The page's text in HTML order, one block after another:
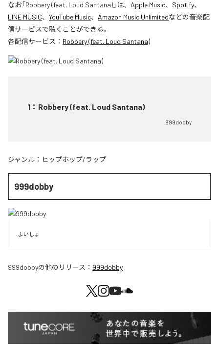
なお「Robbery (feat. Loud Santana)」は、 Apple Music、 Spotify、
LINE MUSIC、 YouTube Music、 Amazon Music Unlimitedなどの音楽配
信サービスで聴くことができる。
各配信サービス： Robbery (feat. Loud Santana)
1 ： Robbery (feat. Loud Santana)
999dobby
ジャンル： ヒップホップ/ラップ
999dobby
よいしょ
999dobbyの他のリリース： 999dobby